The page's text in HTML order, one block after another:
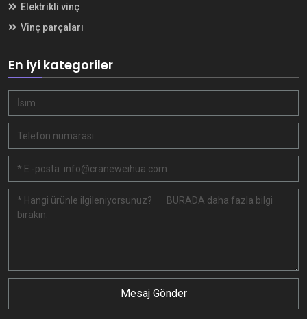
Elektrikli vinç
Vinç parçaları
En iyi kategoriler
Mesaj Gönder